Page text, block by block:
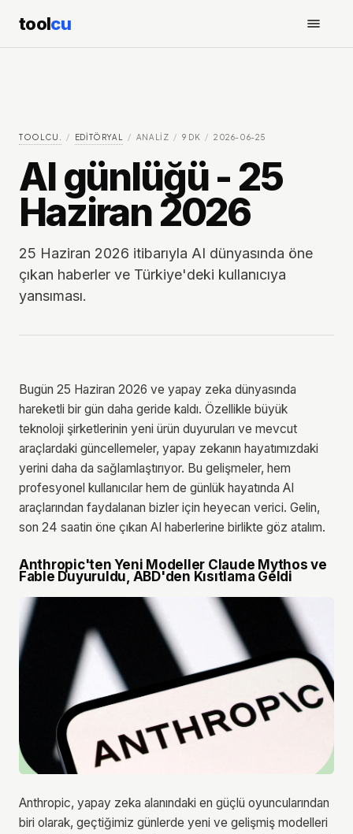
toolcu
TOOLCU. / EDITÖRYAL / ANALIZ / 9 DK / 2026-06-25
AI günlüğü - 25
Haziran 2026
25 Haziran 2026 itibarıyla AI dünyasında öne
çıkan haberler ve Türkiye'deki kullanıcıya
yansıması.
Bugün 25 Haziran 2026 ve yapay zeka dünyasında
hareketli bir gün daha geride kaldı. Özellikle büyük
teknoloji şirketlerinin yeni ürün duyuruları ve mevcut
araçlardaki güncellemeler, yapay zekanın hayatımızdaki
yerini daha da sağlamlaştırıyor. Bu gelişmeler, hem
profesyonel kullanıcılar hem de günlük hayatında AI
araçlarından faydalanan bizler için heyecan verici. Gelin,
son 24 saatin öne çıkan AI haberlerine birlikte göz atalım.
Anthropic'ten Yeni Modeller Claude Mythos ve
Fable Duyuruldu, ABD'den Kısıtlama Geldi
Anthropic, yapay zeka alanındaki en güçlü oyuncularından
biri olarak, geçtiğimiz günlerde yeni ve gelişmiş modelleri